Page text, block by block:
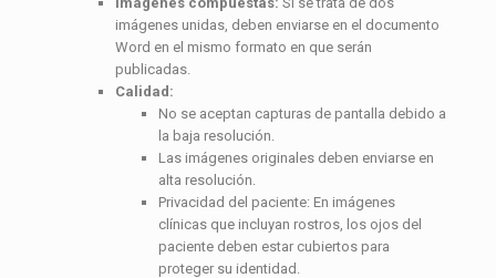
imágenes unidas, deben enviarse en el documento
Word en el mismo formato en que serán
publicadas.
Calidad:
No se aceptan capturas de pantalla debido a
la baja resolución.
Las imágenes originales deben enviarse en
alta resolución.
Privacidad del paciente: En imágenes
clínicas que incluyan rostros, los ojos del
paciente deben estar cubiertos para
proteger su identidad.